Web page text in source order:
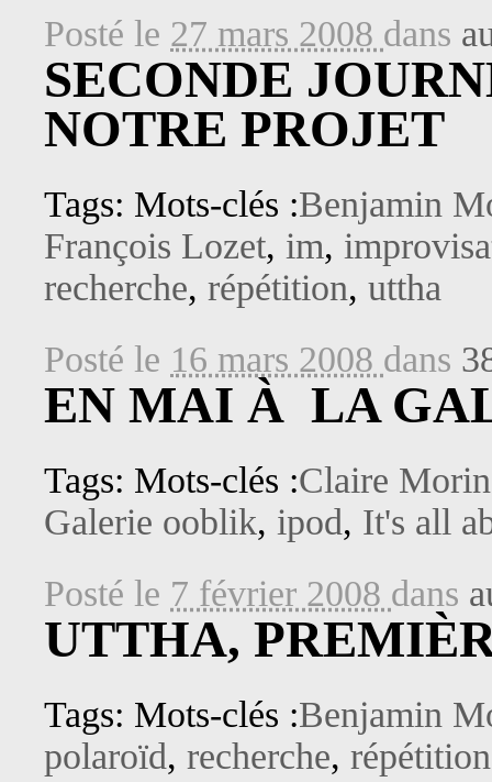
Posté le 27 mars 2008 dans
SECONDE
NOTRE PROJET
Tags: Mots-clés :Benjamin
François Lozet, im,
recherche, répétition, uttha
Posté le 16 mars 2008 dans
EN MAI À LA
Tags: Mots-clés :Claire Morin
Galerie ooblik, ipod, It's all
Posté le 7 février 2008 dans
UTTHA,
Tags: Mots-clés :Benjamin
polaroïd, recherche, répétition